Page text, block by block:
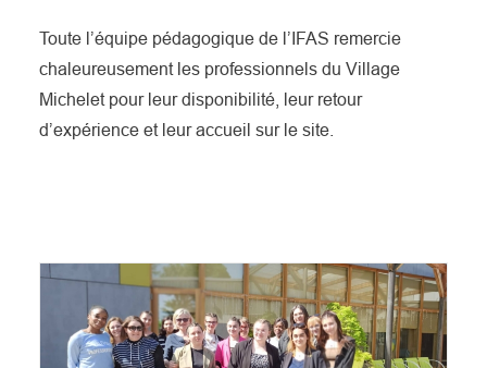
Toute l’équipe pédagogique de l’IFAS remercie
chaleureusement les professionnels du Village
Michelet pour leur disponibilité, leur retour
d’expérience et leur accueil sur le site.